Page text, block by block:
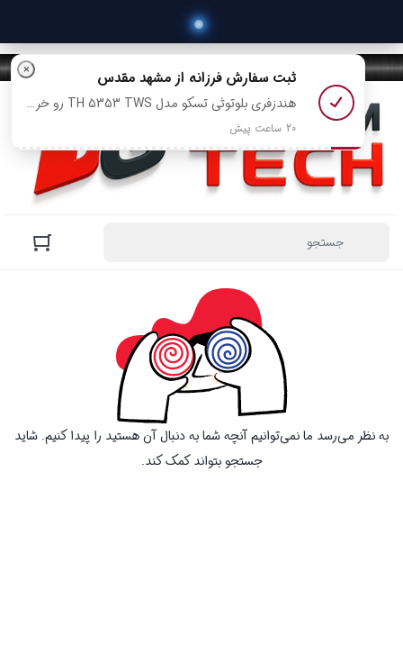
به نظر می‌رسد ما نمی‌توانیم آنچه شما به دنبال آن هستید را پیدا کنیم. شاید
جستجو بتواند کمک کند.
× ثبت سفارشفرزانه از مشهد مقدس
هندزفری بلوتوثی تسکو مدل TH 5353 TWS رو خرید کرد
20 ساعت پیش